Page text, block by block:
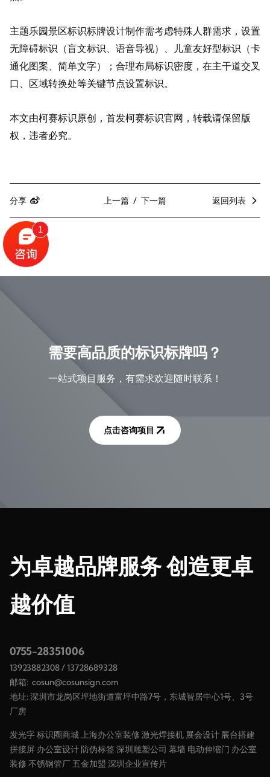
主题乐园景区标识标牌设计制作需考虑特殊人群需求，设置
无障碍标识（盲文标识、语音导视）、儿童友好型标识（卡
通化图案、简单文字）；合理布局标识密度，在主干道交叉
口、区域转换处等关键节点设置标识。
本文由柯赛标识原创，首发柯赛标识官网，转载请保留版
权，违者必究。
分享 上一篇 下一篇 返回列表
需要高品质的标识标牌吗？
一站式项目服务，有需求欢迎随时联系！
点击咨询项目
为卓越品牌服务 创造更卓
越价值
0755-28351006
13923882308/13728689328
邮箱: cosun@cosunsign.com
地址: 深圳市龙岗区坪地街道富坪中路7号，东城智居中心1号、3号
厂房
发光字标识圈商城上海办公室装修 激光焊接机 展会设计 展台搭建
拼接屏 办公室设计 防伪标签 深圳雕塑公司 幕墙 电动伸缩门 办公室
装修 不锈钢管厂 五金加盟 深圳企业宣传片
1